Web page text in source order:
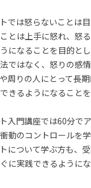
では怒らないことは
とは上手に怒れ、怒
になることを目的と
ではなく、怒りの感
周りの人にとって長
きるようになることを
入門講座では60分で
動のコントロールを
について学ぶ方も、
に実践できるように